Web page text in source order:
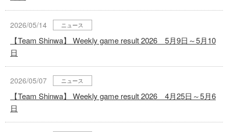
2026/05/14 ニュース
【Team Shinwa】 Weekly game result 2026 5月9日～5月10
日
2026/05/07 ニュース
【Team Shinwa】 Weekly game result 2026 4月25日～5月6
日